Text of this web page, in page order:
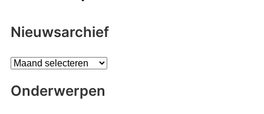
Nieuwsarchief
A
c
Onderwerpen